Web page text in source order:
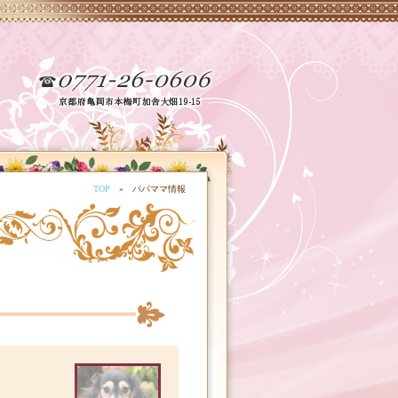
TOP » パパママ情報